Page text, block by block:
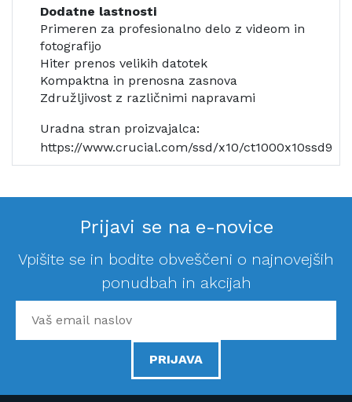
Dodatne lastnosti
Primeren za profesionalno delo z videom in
fotografijo
Hiter prenos velikih datotek
Kompaktna in prenosna zasnova
Združljivost z različnimi napravami
Uradna stran proizvajalca:
https://www.crucial.com/ssd/x10/ct1000x10ssd9
Prijavi se na e-novice
Vpišite se in bodite obveščeni o najnovejših
ponudbah in akcijah
PRIJAVA